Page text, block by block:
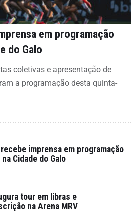
em programação
do Galo
coletivas e apresentação de
a programação desta quinta-
imprensa em programação
Cidade do Galo
tour em libras e
na Arena MRV